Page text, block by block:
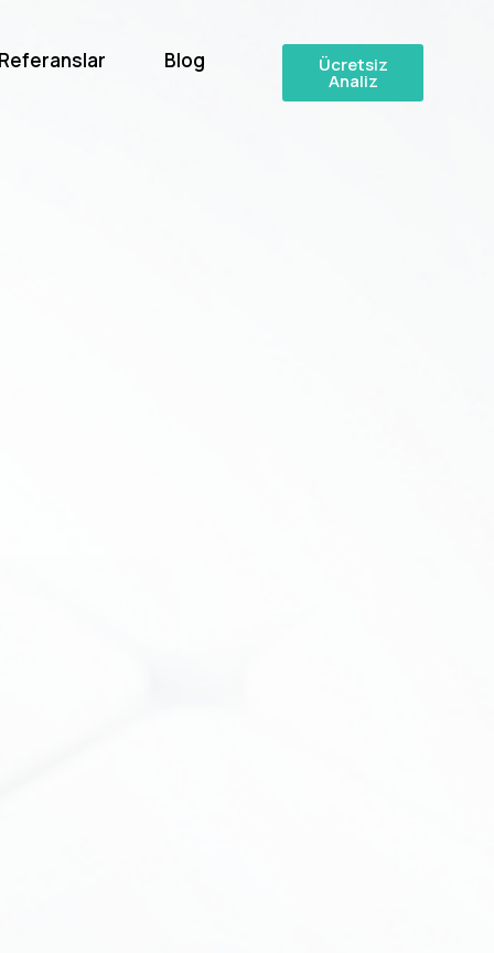
Blog Ücretsiz
Analiz